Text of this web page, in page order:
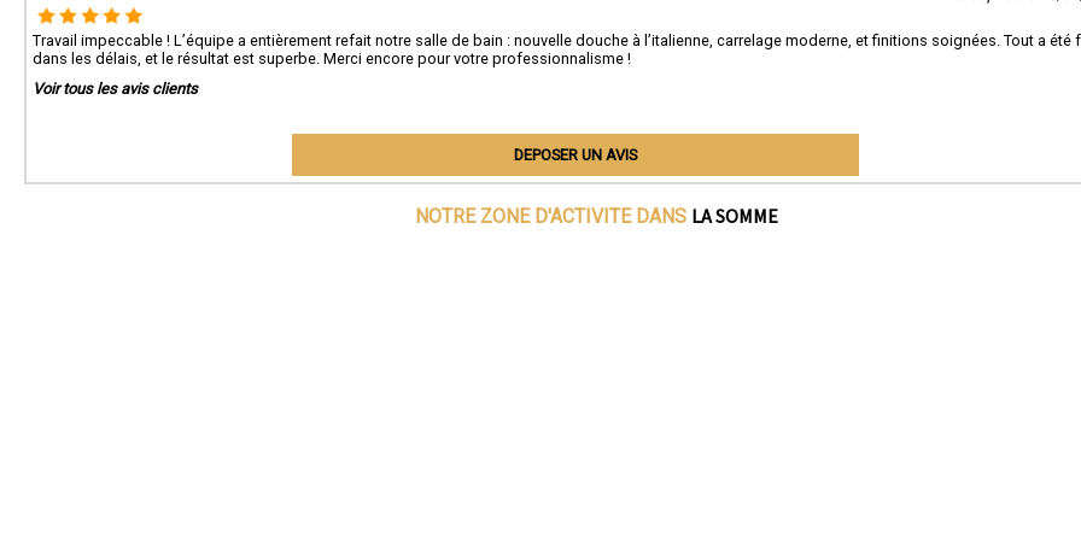
Travail impeccable ! L’équipe a entièrement refait notre salle de bain : nouvelle douche à l’italienne, carrelage moderne, et finitions soignées. Tout a été
dans les délais, et le résultat est superbe. Merci encore pour votre professionnalisme !
Voir tous les avis clients
DEPOSER UN AVIS
NOTRE ZONE D'ACTIVITE DANS LA SOMME